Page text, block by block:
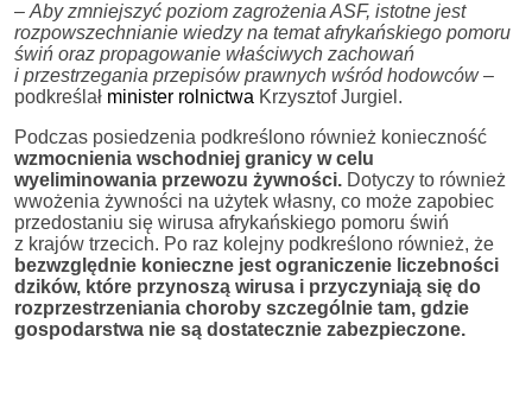
– Aby zmniejszyć poziom zagrożenia ASF, istotne jest
rozpowszechnianie wiedzy na temat afrykańskiego pomoru
świń oraz propagowanie właściwych zachowań
i przestrzegania przepisów prawnych wśród hodowców–
podkreślał minister rolnictwa Krzysztof Jurgiel.
Podczas posiedzenia podkreślono również konieczność
wzmocnienia wschodniej granicy w celu
wyeliminowania przewozu żywności. Dotyczy to również
wwożenia żywności na użytek własny, co może zapobiec
przedostaniu się wirusa afrykańskiego pomoru świń
z krajów trzecich. Po raz kolejny podkreślono również, że
bezwzględnie konieczne jest ograniczenie liczebności
dzików, które przynoszą wirusa i przyczyniają się do
rozprzestrzeniania choroby szczególnie tam, gdzie
gospodarstwa nie są dostatecznie zabezpieczone.